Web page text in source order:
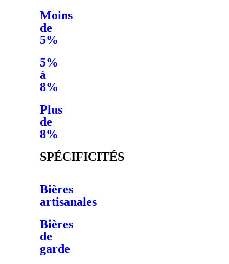
Moins
de
5%
5%
à
8%
Plus
de
8%
SPÉCIFICITÉS
Bières
artisanales
Bières
de
garde